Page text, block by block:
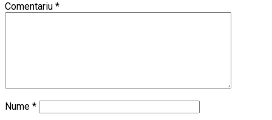
Comentariu *
Nume *